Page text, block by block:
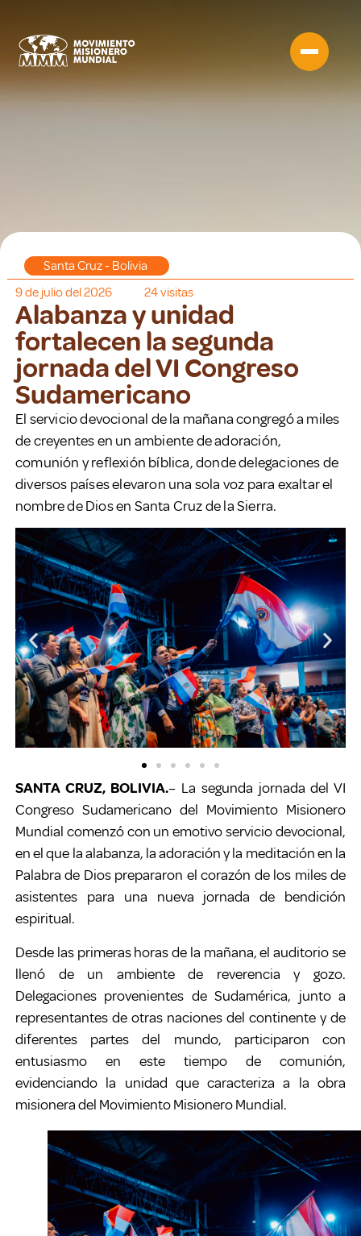
Santa Cruz - Bolivia
9 de julio del 2026
24visitas
Alabanza y unidad
fortalecen la segunda
jornada del VI Congreso
Sudamericano
El servicio devocional de la mañana congregó a miles
de creyentes en un ambiente de adoración,
comunión y reflexión bíblica, donde delegaciones de
diversos países elevaron una sola voz para exaltar el
nombre de Dios en Santa Cruz de la Sierra.
SANTA CRUZ, BOLIVIA.– La segunda jornada del VI
Congreso Sudamericano del Movimiento Misionero
Mundial comenzó con un emotivo servicio devocional,
en el que la alabanza, la adoración y la meditación en la
Palabra de Dios prepararon el corazón de los miles de
asistentes para una nueva jornada de bendición
espiritual.
Desde las primeras horas de la mañana, el auditorio se
llenó de un ambiente de reverencia y gozo.
Delegaciones provenientes de Sudamérica, junto a
representantes de otras naciones del continente y de
diferentes partes del mundo, participaron con
entusiasmo en este tiempo de comunión,
evidenciando la unidad que caracteriza a la obra
misionera del Movimiento Misionero Mundial.